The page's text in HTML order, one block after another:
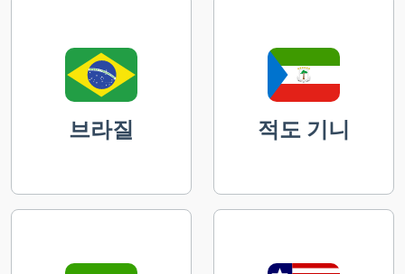
브라질 적도 기니